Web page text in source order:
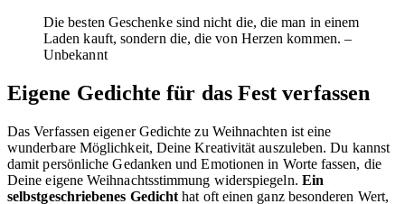
Die besten Geschenke sind nicht die, die man in einem
Laden kauft, sondern die, die von Herzen kommen. –
Unbekannt
Eigene Gedichte für das Fest verfassen
Das Verfassen eigener Gedichte zu Weihnachten ist eine
wunderbare Möglichkeit, Deine Kreativität auszuleben. Du kannst
damit persönliche Gedanken und Emotionen in Worte fassen, die
Deine eigene Weihnachtsstimmung widerspiegeln. Ein
selbstgeschriebenes Gedicht hat oft einen ganz besonderen Wert,